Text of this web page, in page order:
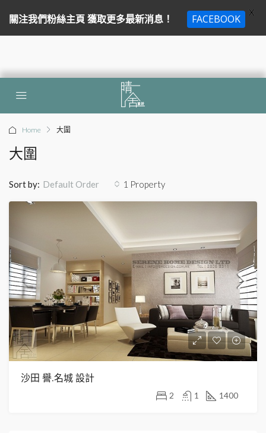
Home 大圍
大圍
1 Property
Sort by: Default Order
沙田 譽.名城 設計
2 1 1400
關注我們粉絲主頁 獲取更多最新消息！ FACEBOOK
X